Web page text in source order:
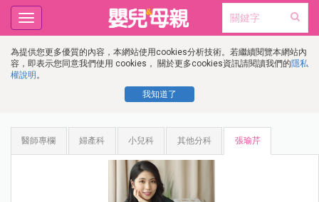
為提供您更多優質的內容，本網站使用cookies分析技術。若繼續閱覽本網站內
容，即表示您同意我們使用 cookies， 關於更多cookies資訊請閱讀我們的隱私
權說明 。
我知道了
Toggle
navigation
醫師專欄 婦產科 小兒科 其他分科 張瑜芹